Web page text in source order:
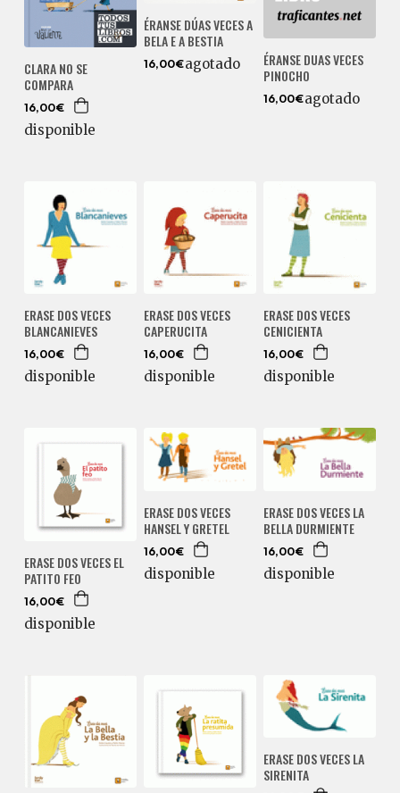
CLARA NO SE
COMPARA
16,00€
disponible
ÉRANSE DÚAS VECES A
BELA E A BESTIA
16,00€agotado
ÉRANSE DUAS VECES
PINOCHO
16,00€agotado
ERASE DOS VECES
BLANCANIEVES
16,00€
disponible
ERASE DOS VECES
CAPERUCITA
16,00€
disponible
ERASE DOS VECES
CENICIENTA
16,00€
disponible
ERASE DOS VECES EL
PATITO FEO
16,00€
disponible
ERASE DOS VECES
HANSEL Y GRETEL
16,00€
disponible
ERASE DOS VECES LA
BELLA DURMIENTE
16,00€
disponible
ERASE DOS VECES LA
SIRENITA